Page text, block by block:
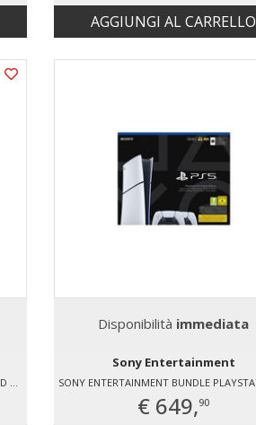
AGGIUNGI AL CARRELLO
SONY ENTERTAINMENT UNITÀ DISCO PS5® (D CHASSIS)
Disponibilità immediata
Sony Entertainment
€ 649,90